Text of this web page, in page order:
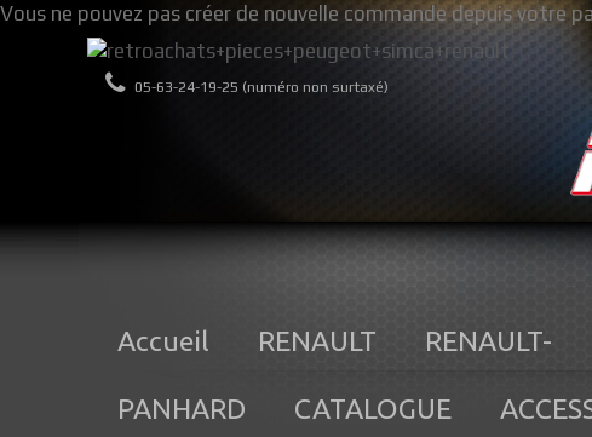
Vous ne pouvez pas créer de nouvelle commande depuis votre
05-63-24-19-25 (numéro non surtaxé)
Accueil RENAULT RENAULT-
PANHARD CATALOGUE